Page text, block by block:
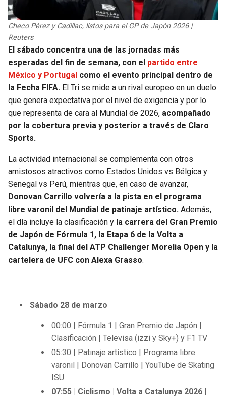
Checo Pérez y Cadillac, listos para el GP de Japón 2026 |
Reuters
El sábado concentra una de las jornadas más
esperadas del fin de semana, con el partido entre
México y Portugal como el evento principal dentro de
la Fecha FIFA. El Tri se mide a un rival europeo en un duelo
que genera expectativa por el nivel de exigencia y por lo
que representa de cara al Mundial de 2026, acompañado
por la cobertura previa y posterior a través de Claro
Sports.
La actividad internacional se complementa con otros
amistosos atractivos como Estados Unidos vs Bélgica y
Senegal vs Perú, mientras que, en caso de avanzar,
Donovan Carrillo volvería a la pista en el programa
libre varonil del Mundial de patinaje artístico. Además,
el día incluye la clasificación y la carrera del Gran Premio
de Japón de Fórmula 1, la Etapa 6 de la Volta a
Catalunya, la final del ATP Challenger Morelia Open y la
cartelera de UFC con Alexa Grasso.
Sábado 28 de marzo
00:00 | Fórmula 1 | Gran Premio de Japón |
Clasificación | Televisa (izzi y Sky+) y F1 TV
05:30 | Patinaje artístico | Programa libre
varonil | Donovan Carrillo | YouTube de Skating
ISU
07:55 | Ciclismo | Volta a Catalunya 2026 |